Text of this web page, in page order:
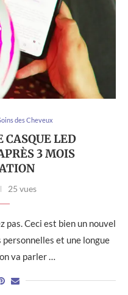
des Cheveux
CASQUE LED
3 MOIS
25 vues
pas. Ceci est bien un nouvel
et une longue
va parler …